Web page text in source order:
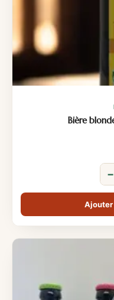
Bière
−
Ajouter